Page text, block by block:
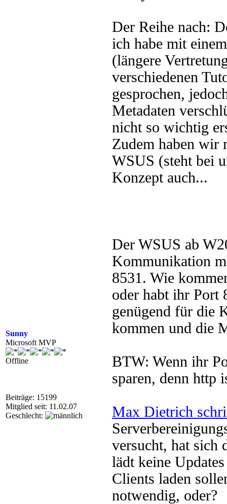
Sunny
Microsoft MVP
Offline
Beiträge: 15199
Mitglied seit: 11.02.07
Geschlecht:
Der Reihe nach:
ich habe mit
(längere
verschiedenen
gesprochen,
Metadaten
nicht so wichtig
Zudem haben wir
WSUS (steht bei
Konzept auch...
Der WSUS ab
Kommunikation
8531. Wie
oder habt ihr Port
genügend für die
kommen und die
BTW: Wenn ihr
sparen, denn http
Max Dietrich
versucht, hat sich
lädt keine
Clients laden
notwendig, oder?